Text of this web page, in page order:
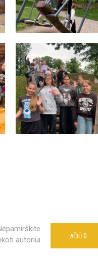
autoriui
AČIŪ 0